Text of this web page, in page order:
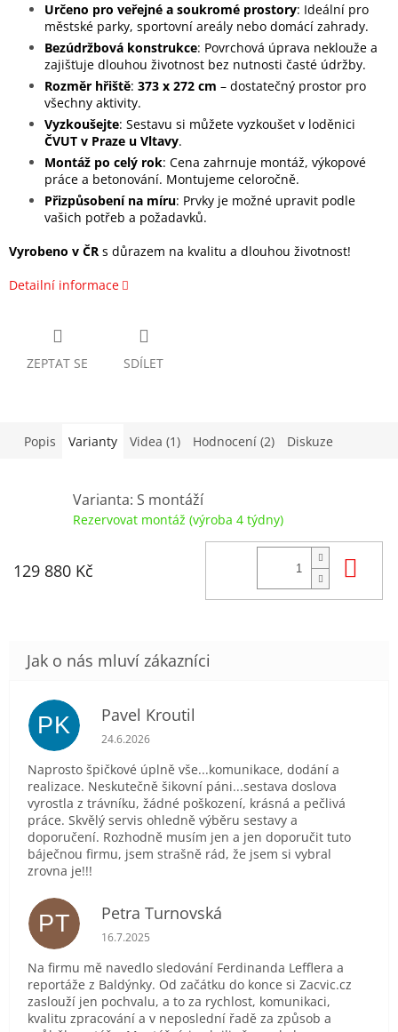
Určeno pro veřejné a soukromé prostory: Ideální pro
městské parky, sportovní areály nebo domácí zahrady.
Bezúdržbová konstrukce: Povrchová úprava neklouže a
zajišťuje dlouhou životnost bez nutnosti časté údržby.
Rozměr hřiště: 373 x 272 cm – dostatečný prostor pro
všechny aktivity.
Vyzkoušejte: Sestavu si můžete vyzkoušet v loděnici
ČVUT v Praze u Vltavy.
Montáž po celý rok: Cena zahrnuje montáž, výkopové
práce a betonování. Montujeme celoročně.
Přizpůsobení na míru: Prvky je možné upravit podle
vašich potřeb a požadavků.
Vyrobeno v ČR s důrazem na kvalitu a dlouhou životnost!
Detailní informace
ZEPTAT SE SDÍLET
Popis Varianty Videa (1) Hodnocení (2) Diskuze
Varianta: S montáží
Rezervovat montáž (výroba 4 týdny)
129 880 Kč
PK Pavel Kroutil
Hodnocení obchodu je 5 z 5 hvězdiček.
24.6.2026
Naprosto špičkové úplně vše...komunikace, dodání a
realizace. Neskutečně šikovní páni...sestava doslova
vyrostla z trávníku, žádné poškození, krásná a pečlivá
práce. Skvělý servis ohledně výběru sestavy a
doporučení. Rozhodně musím jen a jen doporučit tuto
báječnou firmu, jsem strašně rád, že jsem si vybral
zrovna je!!!
PT Petra Turnovská
Hodnocení obchodu je 5 z 5 hvězdiček.
16.7.2025
Na firmu mě navedlo sledování Ferdinanda Lefflera a
reportáže z Baldýnky. Od začátku do konce si Zacvic.cz
zaslouží jen pochvalu, a to za rychlost, komunikaci,
kvalitu zpracování a v neposlední řadě za způsob a